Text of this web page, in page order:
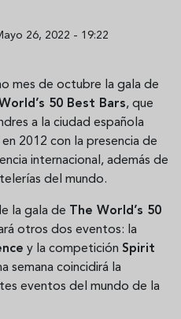
26, 2022 - 19:22
mes de octubre la gala de
World’s 50 Best Bars, que
a la ciudad española
2012 con la presencia de
internacional, además de
del mundo.
la gala de
The World’s 50
otros dos eventos: la
y la competición Spirit
semana coincidirá la
eventos del mundo de la